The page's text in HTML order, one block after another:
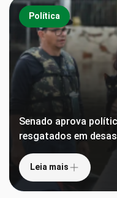
Política
Senado aprova
resgatados em
Leia mais